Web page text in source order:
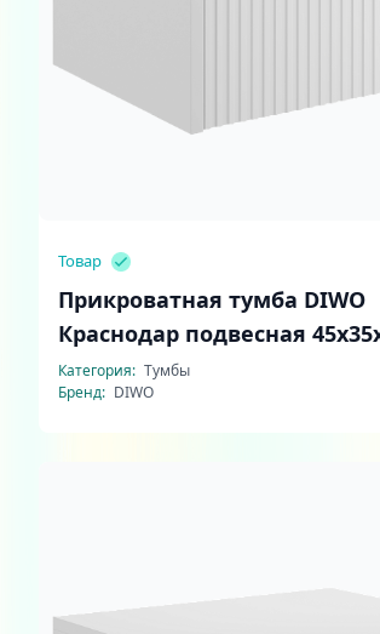
Товар
Прикроватная тумба DIWO
Краснодар подвесная
белый, ручка черный
Категория: Тумбы
Бренд: DIWO